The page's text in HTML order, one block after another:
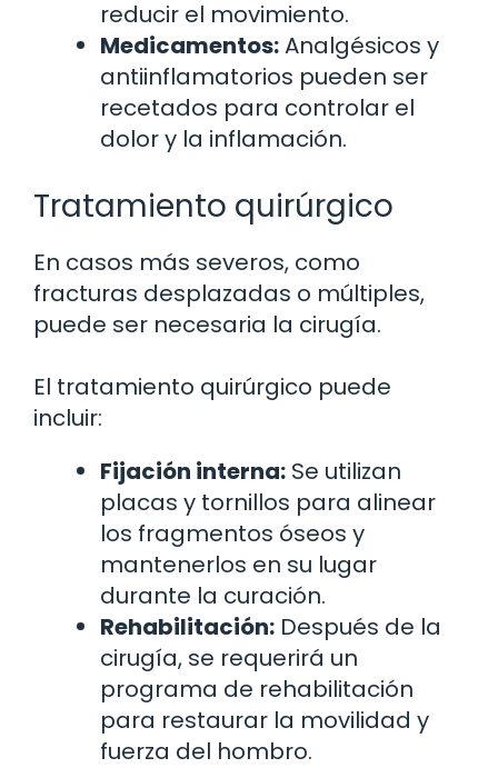
reducir el movimiento.
Medicamentos:Analgésicos y
antiinflamatorios pueden ser
recetados para controlar el
dolor y la inflamación.
Tratamiento quirúrgico
En casos más severos, como
fracturas desplazadas o múltiples,
puede ser necesaria la cirugía.
El tratamiento quirúrgico puede
incluir:
Fijación interna: Se utilizan
placas y tornillos para alinear
los fragmentos óseos y
mantenerlos en su lugar
durante la curación.
Rehabilitación: Después de la
cirugía, se requerirá un
programa de rehabilitación
para restaurar la movilidad y
fuerza del hombro.